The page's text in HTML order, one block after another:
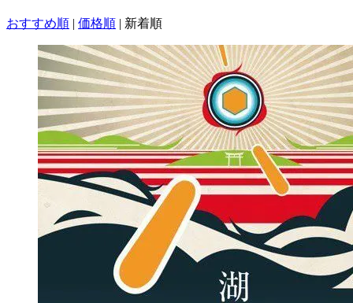
おすすめ順 | 価格順 | 新着順